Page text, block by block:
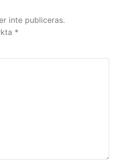
inte publiceras.
*